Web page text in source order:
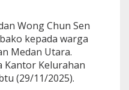
Wong Chun Sen
kepada warga
Medan Utara.
Kantor Kelurahan
(29/11/2025).